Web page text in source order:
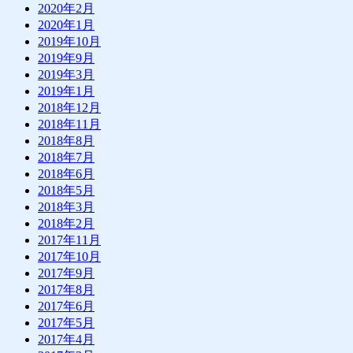
2020年2月
2020年1月
2019年10月
2019年9月
2019年3月
2019年1月
2018年12月
2018年11月
2018年8月
2018年7月
2018年6月
2018年5月
2018年3月
2018年2月
2017年11月
2017年10月
2017年9月
2017年8月
2017年6月
2017年5月
2017年4月